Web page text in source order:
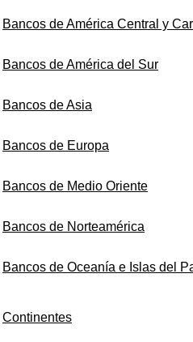
Bancos de América Central y
Bancos de América del Sur
Bancos de Asia
Bancos de Europa
Bancos de Medio Oriente
Bancos de Norteamérica
Bancos de Oceanía e Islas del
Continentes